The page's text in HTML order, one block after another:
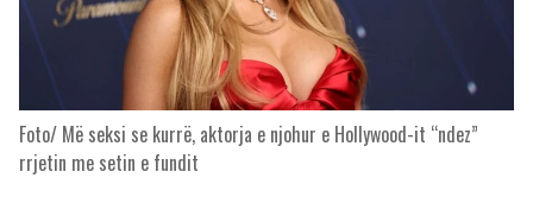
Foto/ Më seksi se kurrë, aktorja e njohur e Hollywood-it “ndez”
rrjetin me setin e fundit